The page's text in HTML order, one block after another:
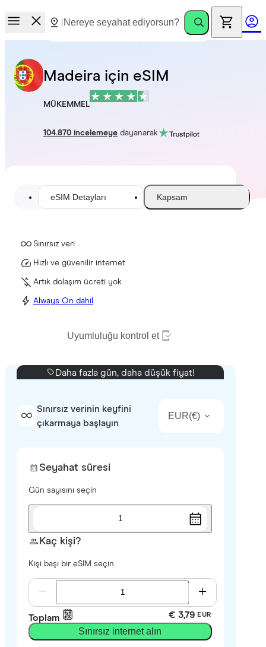
Madeira için eSIM
MÜKEMMEL
104.870 incelemeyedayanarak
eSIM Detayları Kapsam
Sınırsız veri
Hızlı ve güvenilir internet
Artık dolaşım ücreti yok
Always On dahil
Uyumluluğu kontrol et
Daha fazla gün, daha düşük fiyat!
Sınırsız verinin keyfini
çıkarmaya başlayın
EUR(€)
Seyahat süresi
Gün sayısını seçin
1
Kaç kişi?
Kişi başı bir eSIM seçin
Toplam € 3,79 EUR
Sınırsız internet alın